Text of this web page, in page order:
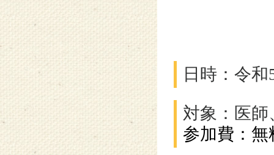
日時：令和
対象：医
参加費：無